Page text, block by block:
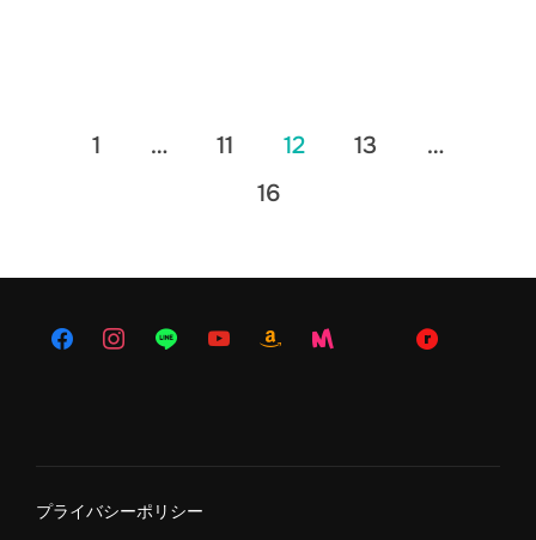
ー
り
1 … 11 12 13
…
16
プライバシーポリシー